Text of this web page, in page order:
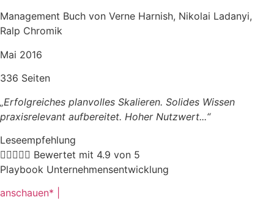
Management Buch von Verne Harnish, Nikolai Ladanyi,
Ralp Chromik
Mai 2016
336 Seiten
„Erfolgreiches planvolles Skalieren. Solides Wissen
praxisrelevant aufbereitet. Hoher Nutzwert...“
Leseempfehlung
 Bewertet mit 4.9 von 5
Playbook Unternehmensentwicklung
anschauen* |